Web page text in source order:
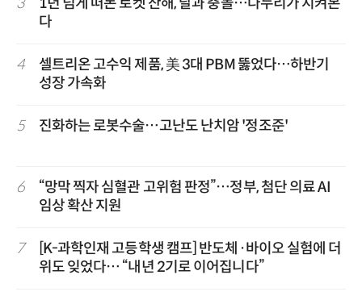
다
4
셀트리온 고수익 제품, 美 3대 PBM 뚫었다…하반기
성장 가속화
5 진화하는 로봇수술…고난도 난치암 '정조준'
6
“망막 찍자 심혈관 고위험 판정”…정부, 첨단 의료 AI
임상 확산 지원
7
[K-과학인재 고등학생 캠프] 반도체·바이오 실험에 더
위도 잊었다… “내년 2기로 이어집니다”